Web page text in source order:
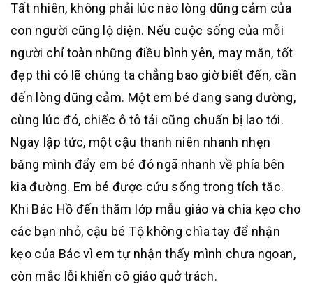
Tất nhiên, không phải lúc nào lòng dũng cảm của
con người cũng lộ diện. Nếu cuộc sống của mỗi
người chỉ toàn những điều bình yên, may mắn, tốt
đẹp thì có lẽ chúng ta chẳng bao giờ biết đến, cần
đến lòng dũng cảm. Một em bé đang sang đường,
cùng lúc đó, chiếc ô tô tải cũng chuẩn bị lao tới.
Ngay lập tức, một cậu thanh niên nhanh nhẹn
băng mình đẩy em bé đó ngã nhanh về phía bên
kia đường. Em bé được cứu sống trong tích tắc.
Khi Bác Hồ đến thăm lớp mẫu giáo và chia kẹo cho
các bạn nhỏ, cậu bé Tộ không chìa tay để nhận
kẹo của Bác vì em tự nhận thấy mình chưa ngoan,
còn mắc lỗi khiến cô giáo quở trách.